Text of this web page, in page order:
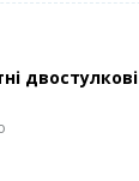
двостулкові